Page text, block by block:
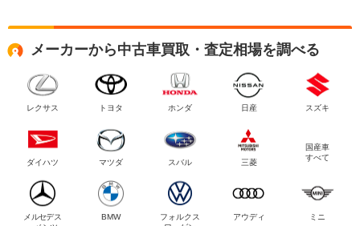
メーカーから中古車買取・査定相場を調べる
レクサス トヨタ ホンダ 日産 スズキ
ダイハツ マツダ スバル 三菱
国産車
すべて
メルセデス
BMW
フォルクス
アウディ ミニ